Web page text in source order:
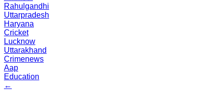
Rahulgandhi
Uttarpradesh
Haryana
Cricket
Lucknow
Uttarakhand
Crimenews
Aap
Education
←